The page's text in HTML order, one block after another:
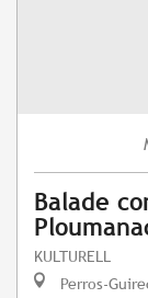
Balade
KULTURELL
Perros-